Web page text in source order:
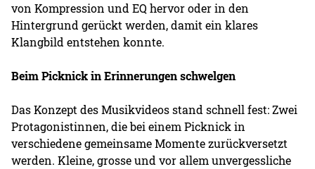
von Kompression und EQ hervor oder in den
Hintergrund gerückt werden, damit ein klares
Klangbild entstehen konnte.
Beim Picknick in Erinnerungen schwelgen
Das Konzept des Musikvideos stand schnell fest: Zwei
Protagonistinnen, die bei einem Picknick in
verschiedene gemeinsame Momente zurückversetzt
werden. Kleine, grosse und vor allem unvergessliche